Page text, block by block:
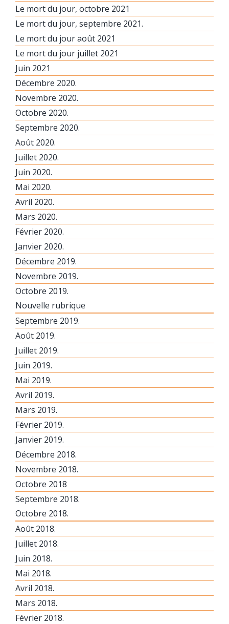
Le mort du jour, octobre 2021
Le mort du jour, septembre 2021.
Le mort du jour août 2021
Le mort du jour juillet 2021
Juin 2021
Décembre 2020.
Novembre 2020.
Octobre 2020.
Septembre 2020.
Août 2020.
Juillet 2020.
Juin 2020.
Mai 2020.
Avril 2020.
Mars 2020.
Février 2020.
Janvier 2020.
Décembre 2019.
Novembre 2019.
Octobre 2019.
Nouvelle rubrique
Septembre 2019.
Août 2019.
Juillet 2019.
Juin 2019.
Mai 2019.
Avril 2019.
Mars 2019.
Février 2019.
Janvier 2019.
Décembre 2018.
Novembre 2018.
Octobre 2018
Septembre 2018.
Octobre 2018.
Août 2018.
Juillet 2018.
Juin 2018.
Mai 2018.
Avril 2018.
Mars 2018.
Février 2018.